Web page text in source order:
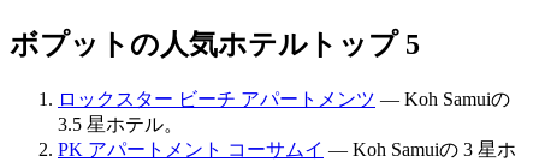
ボプットの人気ホテルトップ 5
ロックスター ビーチ アパートメンツ — Koh Samuiの
3.5 星ホテル。
PK アパートメント コーサムイ — Koh Samuiの 3 星ホ